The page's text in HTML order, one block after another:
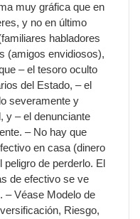
muy gráfica que en
y no en último
habladores
(amigos envidiosos),
– el tesoro oculto
del Estado, – el
severamente y
y – el denunciante
– No hay que
en casa (dinero
de perderlo. El
de efectivo se ve
– Véase Modelo de
Riesgo,